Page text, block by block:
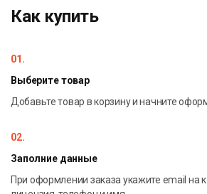
сценарии атак на пароль
Как купить
01.
Выберите товар
Добавьте товар в корзину и начните
02.
Заполние данные
При оформлении заказа укажите email на